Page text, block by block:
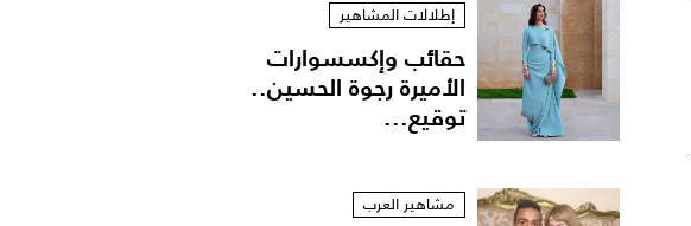
إطلالات المشاهير
حقائب وإكسسوارات
الأميرة رجوة الحسين..
توقيع...
مشاهير العرب